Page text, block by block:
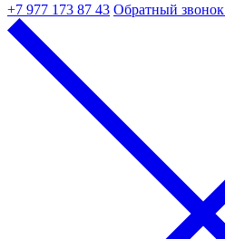
+7 977 173 87 43 Обратный звонок